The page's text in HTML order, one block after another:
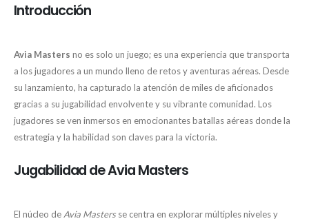
Introducción
Avia Masters no es solo un juego; es una experiencia que transporta
a los jugadores a un mundo lleno de retos y aventuras aéreas. Desde
su lanzamiento, ha capturado la atención de miles de aficionados
gracias a su jugabilidad envolvente y su vibrante comunidad. Los
jugadores se ven inmersos en emocionantes batallas aéreas donde la
estrategia y la habilidad son claves para la victoria.
Jugabilidad de Avia Masters
El núcleo deAvia Masters se centra en explorar múltiples niveles y